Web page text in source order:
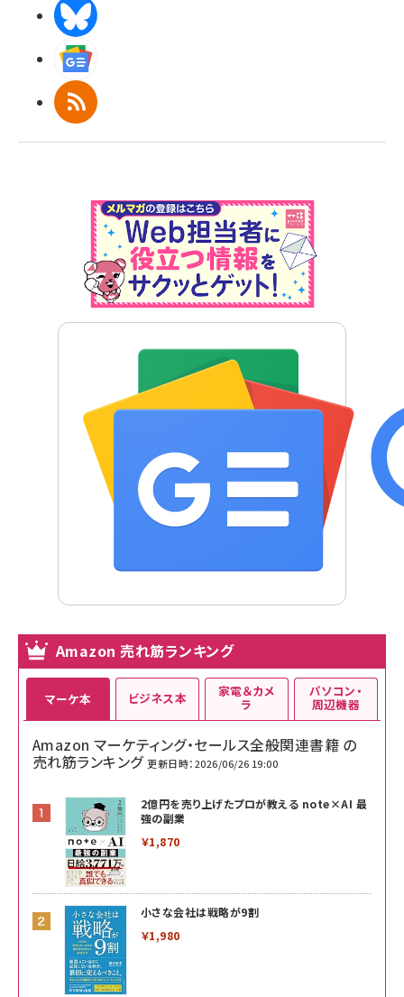
RSS
Amazon 売れ筋ランキング
マーケ本
Amazon マーケティング・セールス全般関連書籍 の
売れ筋ランキング 更新日時：2026/06/26 19:00
2億円を売り上げたプロが教える note×AI 最
強の副業
￥1,870
小さな会社は戦略が9割
￥1,980
ビジネス本 家電＆カメ
ラ
パソコン・
周辺機器